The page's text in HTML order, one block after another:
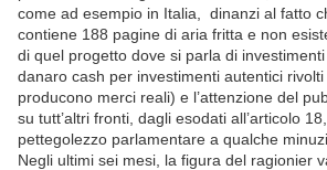
come ad esempio in Italia, dinanzi al fatto
contiene 188 pagine di aria fritta e non
di quel progetto dove si parla di investimenti
danaro cash per investimenti autentici
producono merci reali) e l’attenzione del
su tutt’altri fronti, dagli esodati all’articolo
pettegolezzo parlamentare a qualche
Negli ultimi sei mesi, la figura del ragionier